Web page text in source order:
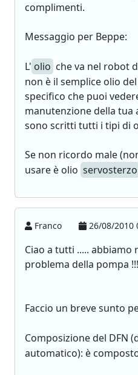
complimenti.
Messaggio per Beppe:
L' olio che va nel robot
non è il semplice olio
specifico che puoi
manutenzione della tua
sono scritti tutti i tipi di
Se non ricordo male
usare è olio servosterzo
Franco 26/08/2010
Ciao a tutti ..... abbiamo
problema della pompa !!!
Faccio un breve sunto
Composizione del DFN
automatico): è